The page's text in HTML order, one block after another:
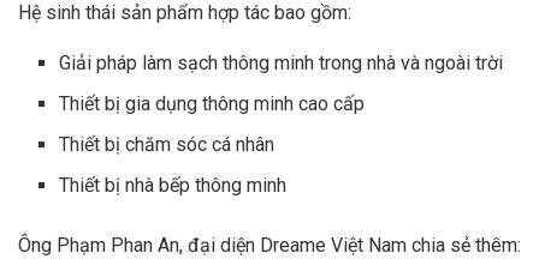
Hệ sinh thái sản phẩm hợp tác bao gồm:
Giải pháp làm sạch thông minh trong nhà và ngoài trời
Thiết bị gia dụng thông minh cao cấp
Thiết bị chăm sóc cá nhân
Thiết bị nhà bếp thông minh
Ông Phạm Phan An, đại diện Dreame Việt Nam chia sẻ thêm: